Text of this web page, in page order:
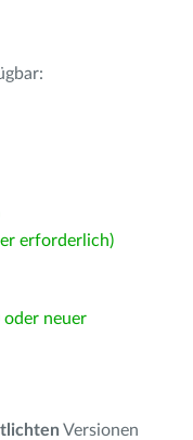
erforderlich)
neuer
Versionen